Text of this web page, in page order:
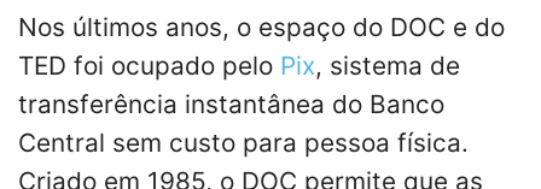
Nos últimos anos, o espaço do DOC e do
TED foi ocupado pelo Pix, sistema de
transferência instantânea do Banco
Central sem custo para pessoa física.
Criado em 1985, o DOC permite que as